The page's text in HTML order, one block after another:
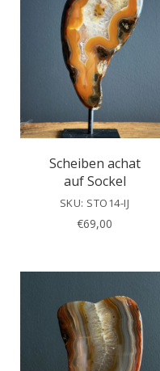
Scheiben achat
auf Sockel
SKU: STO14-IJ
€69,00